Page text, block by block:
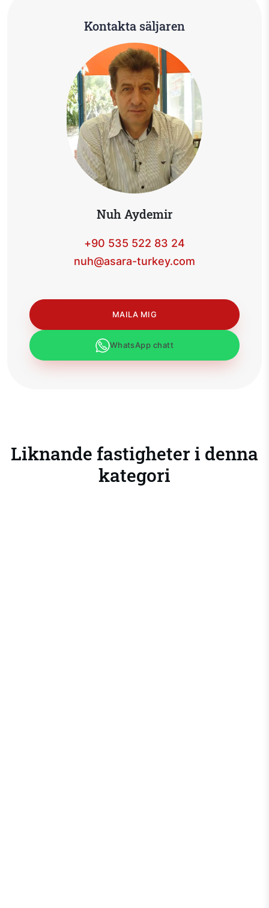
Kontakta säljaren
Nuh Aydemir
+90 535 522 83 24
nuh@asara-turkey.com
MAILA MIG
WhatsApp chatt
Liknande fastigheter i denna
kategori